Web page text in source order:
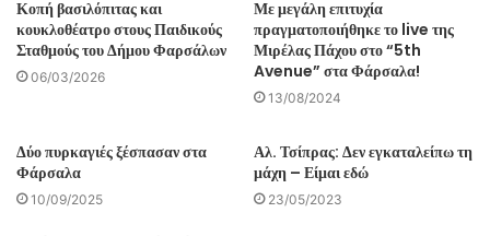
Κοπή βασιλόπιτας και
κουκλοθέατρο στους Παιδικούς
Σταθμούς του Δήμου Φαρσάλων
06/03/2026
Με μεγάλη επιτυχία
πραγματοποιήθηκε το live της
Μιρέλας Πάχου στο “5th
Avenue” στα Φάρσαλα!
13/08/2024
Δύο πυρκαγιές ξέσπασαν στα
Φάρσαλα
10/09/2025
Αλ. Τσίπρας: Δεν εγκαταλείπω τη
μάχη – Είμαι εδώ
23/05/2023